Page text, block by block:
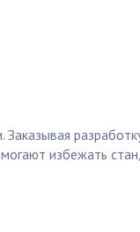
избежать